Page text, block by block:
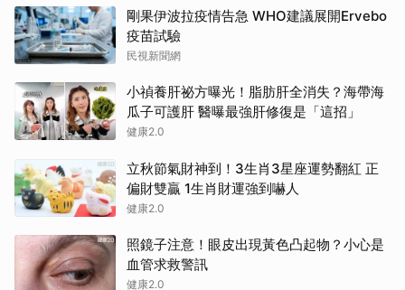
剛果伊波拉疫情告急 WHO建議展開Ervebo
疫苗試驗
民視新聞網
小禎養肝祕方曝光！脂肪肝全消失？海帶海
瓜子可護肝 醫曝最強肝修復是「這招」
健康2.0
立秋節氣財神到！3生肖3星座運勢翻紅 正
偏財雙贏 1生肖財運強到嚇人
健康2.0
照鏡子注意！眼皮出現黃色凸起物？小心是
血管求救警訊
健康2.0